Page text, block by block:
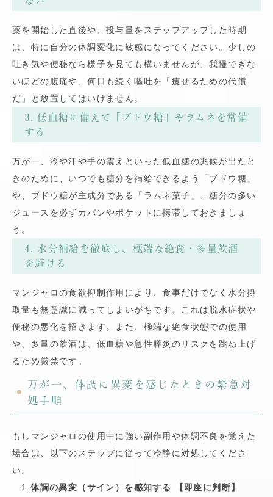
薬を開始した直後や、投与量をステップアップした時期
は、特に自分の体調変化に敏感になってください。少しの
吐き気や便秘なら様子を見ても構いませんが、我慢できな
いほどの腹痛や、何日も続く嘔吐を「痩せるための代償
だ」と放置してはいけません。
3. 低血糖に備えて「ブドウ糖」やラムネを常備
する
万が一、冷や汗や手の震えといった低血糖の兆候が出たと
きのために、いつでも糖分を補給できるよう「ブドウ糖」
や、ブドウ糖が主成分である「ラムネ菓子」、糖分の多い
ジュースを必ずカバンやポケットに携帯しておきましょ
う。
4. 水分補給を徹底し、極端な絶食・多量飲酒
を避ける
マンジャロの食欲抑制作用により、食事だけでなく水分摂
取量も無意識に減ってしまいがちです。これは脱水症状や
便秘の悪化を招きます。また、極端な絶食状態での使用
や、多量の飲酒は、低血糖や急性膵炎のリスクを跳ね上げ
るため厳禁です。
万が一、体調に異変を感じたときの緊急対
処手順
もしマンジャロの使用中に強い副作用や体調不良を覚えた
場合は、以下のステップに従って冷静に対処してくださ
い。
1.体調の異変（サイン）を感知する 【即座に判断】